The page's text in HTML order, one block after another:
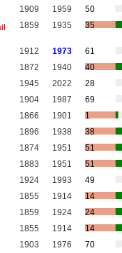
1909 1959
50
1859 1935 35
1912 1973
61
1872 1940
40
1945 2022
28
1904 1987
69
1866 1901
1
1896 1938
38
1874 1951
51
1883 1951
51
1924 1993
49
1855 1914
14
1859 1924
24
1855 1914
14
1903 1976
70